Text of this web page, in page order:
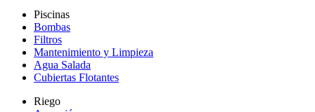
Piscinas
Bombas
Filtros
Mantenimiento y Limpieza
Agua Salada
Cubiertas Flotantes
Riego